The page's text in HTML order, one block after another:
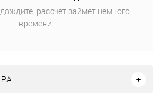
рассчет займет немного
времени